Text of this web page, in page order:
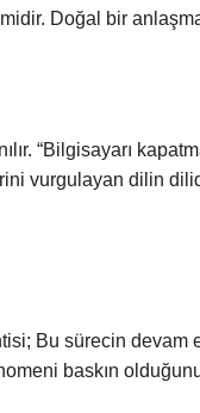
Doğal bir anlaşma
“Bilgisayarı
vurgulayan dilin
Bu sürecin devam
baskın